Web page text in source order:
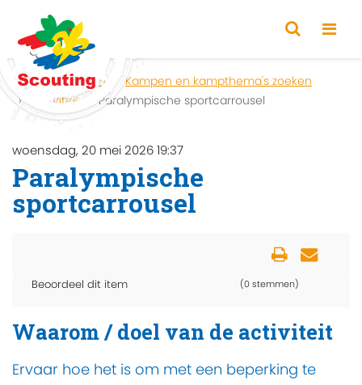
Home Zoeken
Kampen en kampthema's zoeken
Activiteit
Paralympische sportcarrousel
woensdag, 20 mei 2026 19:37
Paralympische
sportcarrousel
Beoordeel dit item (0 stemmen)
Waarom / doel van de activiteit
Ervaar hoe het is om met een beperking te